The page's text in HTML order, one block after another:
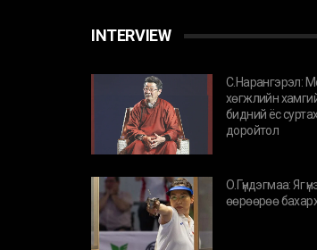
INTERVIEW
С.Нарангэрэл:
хөгжлийн
бидний ёс
доройтол
О.Гүндэгмаа: Яг
өөрөөрөө